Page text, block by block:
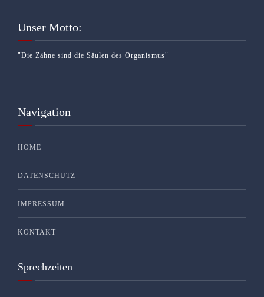
Unser Motto:
"Die Zähne sind die Säulen des Organismus"
Navigation
HOME
DATENSCHUTZ
IMPRESSUM
KONTAKT
Sprechzeiten